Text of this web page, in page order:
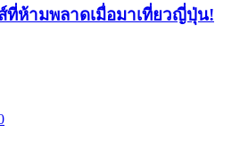
ที่ห้ามพลาดเมื่อมาเที่ยวญี่ปุ่น!